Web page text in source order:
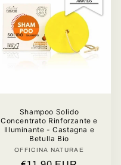
Shampoo Solido
Concentrato Rinforzante e
Illuminante - Castagna e
Betulla Bio
Produttore:
OFFICINA NATURAE